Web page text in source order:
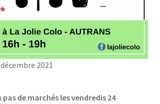
2021
pas de marchés les vendredis 24